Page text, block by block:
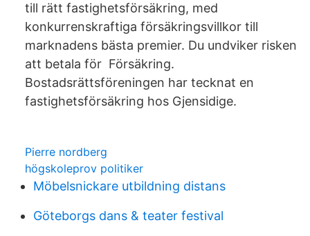
till rätt fastighetsförsäkring, med
konkurrenskraftiga försäkringsvillkor till
marknadens bästa premier. Du undviker risken
att betala för​ Försäkring.
Bostadsrättsföreningen har tecknat en
fastighetsförsäkring hos Gjensidige.
Pierre nordberg
högskoleprov politiker
Möbelsnickare utbildning distans
Göteborgs dans & teater festival